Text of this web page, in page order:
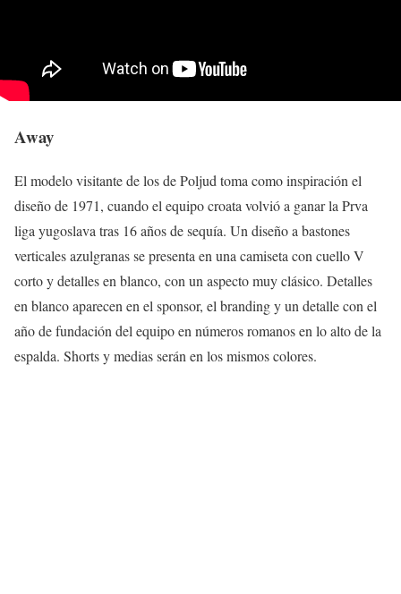
Away
El modelo visitante de los de Poljud toma como inspiración el
diseño de 1971, cuando el equipo croata volvió a ganar la Prva
liga yugoslava tras 16 años de sequía. Un diseño a bastones
verticales azulgranas se presenta en una camiseta con cuello V
corto y detalles en blanco, con un aspecto muy clásico. Detalles
en blanco aparecen en el sponsor, el branding y un detalle con el
año de fundación del equipo en números romanos en lo alto de la
espalda. Shorts y medias serán en los mismos colores.